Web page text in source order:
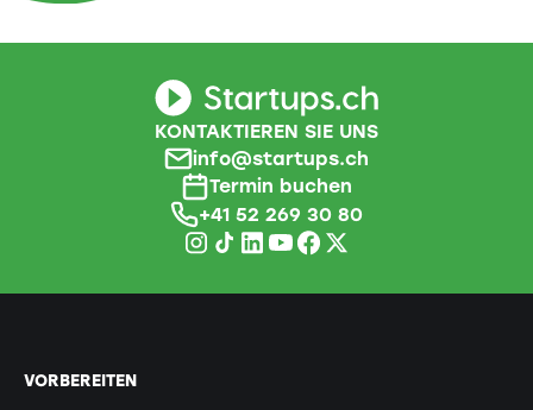
KONTAKTIEREN SIE UNS
info@startups.ch
Termin buchen
+41 52 269 30 80
VORBEREITEN